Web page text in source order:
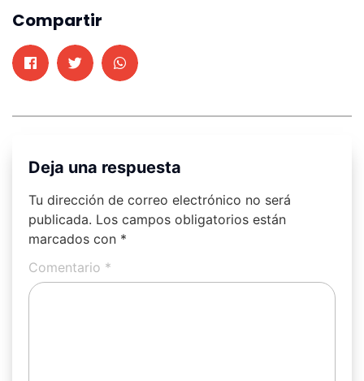
Compartir
Deja una respuesta
Tu dirección de correo electrónico no será
publicada. Los campos obligatorios están
marcados con *
Comentario *